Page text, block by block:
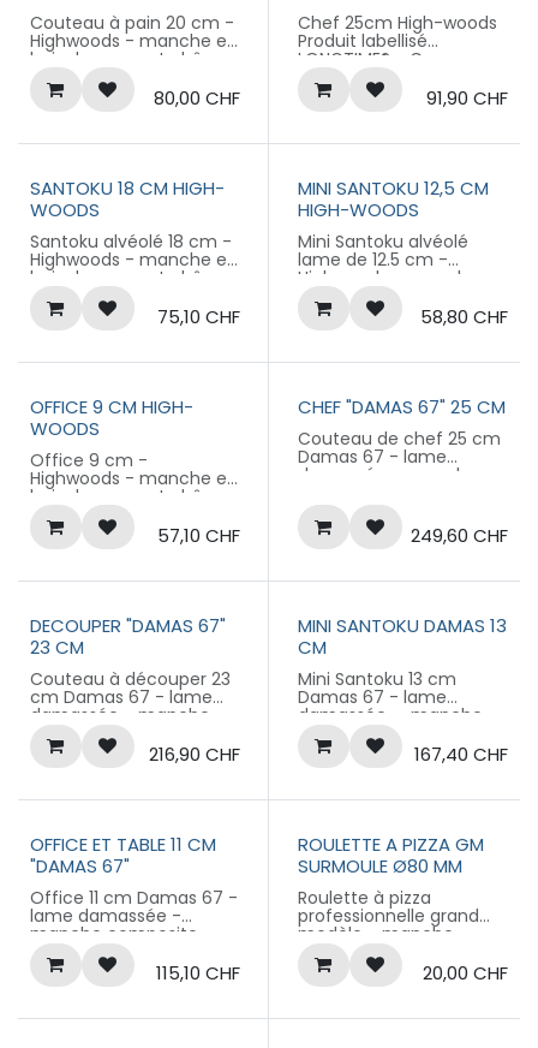
Couteau à pain 20 cm -
Highwoods - manche en
bois de noyer et chêne
blanc
Produit labellisé
LONGTIME® - Conçu
80,00 CHF
Chef 25cm High-woods
Produit labellisé
LONGTIME® - Conçu
pour durer
91,90 CHF
SANTOKU 18 CM HIGH-
WOODS
Santoku alvéolé 18 cm -
Highwoods - manche en
bois de noyer et chêne
blanc
Produit labellisé
LONGTIME® - Conçu
75,10 CHF
MINI SANTOKU 12,5 CM
HIGH-WOODS
Mini Santoku alvéolé
lame de 12.5 cm -
Highwoods - manche en
bois de noyer et chêne
blanc
Produit labellisé
pour durer
58,80 CHF
OFFICE 9 CM HIGH-
WOODS
Office 9 cm -
Highwoods - manche en
bois de noyer et chêne
blanc
Produit labellisé
LONGTIME® - Conçu
57,10 CHF
CHEF "DAMAS 67" 25 CM
Couteau de chef 25 cm
Damas 67 - lame
damassée - manche
type "Corian"
Produit labellisé
pour durer
249,60 CHF
DECOUPER "DAMAS 67"
23 CM
Couteau à découper 23
cm Damas 67 - lame
damassée - manche
composite blanc de
type "Corian"
Produit labellisé
pour durer
216,90 CHF
MINI SANTOKU DAMAS 13
CM
Mini Santoku 13 cm
Damas 67 - lame
damassée - manche
composite blanc de
type "Corian"
Produit labellisé
pour durer
167,40 CHF
OFFICE ET TABLE 11 CM
"DAMAS 67"
Office 11 cm Damas 67 -
lame damassée -
manche composite
blanc de type "Corian"
Produit labellisé
LONGTIME® - Conçu
115,10 CHF
ROULETTE A PIZZA GM
SURMOULE Ø80 MM
Roulette à pizza
professionnelle grand
modèle - manche
plastique noir surmoulé
Produit labellisé
LONGTIME® - Conçu
20,00 CHF